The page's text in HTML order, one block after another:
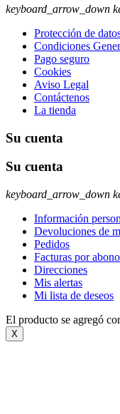
keyboard_arrow_down
Protección de
Condiciones
Pago seguro
Cookies
Aviso Legal
Contáctenos
La tienda
Su cuenta
Su cuenta
keyboard_arrow_down
Información
Devoluciones de
Pedidos
Facturas por abono
Direcciones
Mis alertas
Mi lista de deseos
El producto se agregó
X